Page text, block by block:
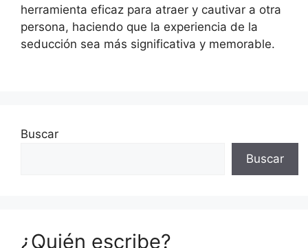
herramienta eficaz para atraer y cautivar a otra
persona, haciendo que la experiencia de la
seducción sea más significativa y memorable.
Buscar
Buscar
¿Quién escribe?